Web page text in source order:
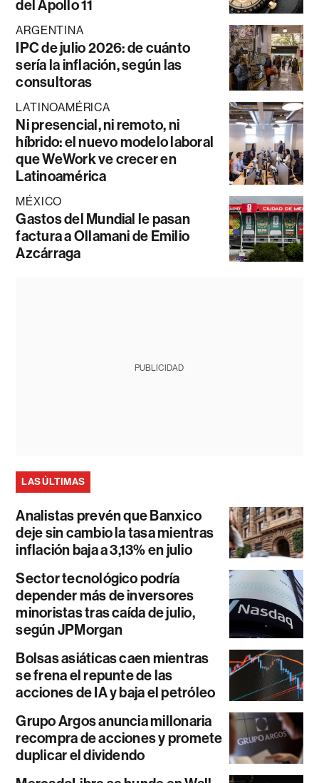
del Apollo 11
ARGENTINA
IPC de julio 2026: de cuánto
sería la inflación, según las
consultoras
LATINOAMÉRICA
Ni presencial, ni remoto, ni
híbrido: el nuevo modelo laboral
que WeWork ve crecer en
Latinoamérica
MÉXICO
Gastos del Mundial le pasan
factura a Ollamani de Emilio
Azcárraga
PUBLICIDAD
LAS ÚLTIMAS
Analistas prevén que Banxico
deje sin cambio la tasa mientras
inflación baja a 3,13% en julio
Sector tecnológico podría
depender más de inversores
minoristas tras caída de julio,
según JPMorgan
Bolsas asiáticas caen mientras
se frena el repunte de las
acciones de IA y baja el petróleo
Grupo Argos anuncia millonaria
recompra de acciones y promete
duplicar el dividendo